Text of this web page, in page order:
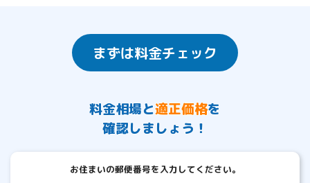
まずは料金チェック
料金相場と適正価格を
確認しましょう！
お住まいの郵便番号を入力してください。